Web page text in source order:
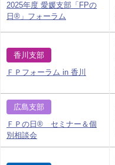
2025年度 愛媛支部「FPの
日®」フォーラム
香川支部
ＦＰフォーラム in 香川
広島支部
ＦＰの日® セミナー＆個
別相談会